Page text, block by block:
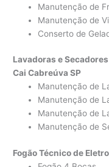
Manutenção de
Manutenção de
Conserto de
Lavadoras e
Cai Cabreúva SP
Manutenção de
Manutenção de
Manutenção de
Manutenção de
Fogão Técnico de